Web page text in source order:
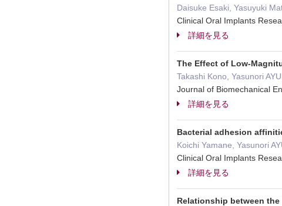
Daisuke Esaki, Yasuyuki
Clinical Oral Implants
詳細を見る
The Effect of Low-
Takashi Kono, Yasunori
Journal of Biomechanical
詳細を見る
Bacterial adhesion
Koichi Yamane, Yasunori
Clinical Oral Implants
詳細を見る
Relationship between